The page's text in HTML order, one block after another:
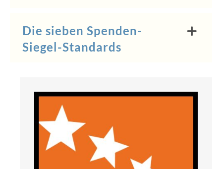
Die sieben Spenden-
Siegel-Standards